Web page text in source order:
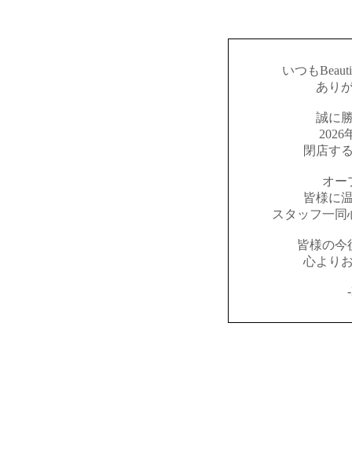
いつも
あり
誠に
2026
閉店す
オー
皆様に
スタッフ一
皆様の今
心より